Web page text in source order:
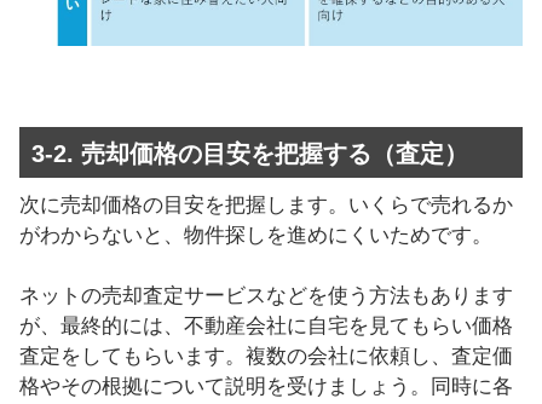
3-2. 売却価格の目安を把握する（査定）
次に売却価格の目安を把握します。いくらで売れるか
がわからないと、物件探しを進めにくいためです。
ネットの売却査定サービスなどを使う方法もあります
が、最終的には、不動産会社に自宅を見てもらい価格
査定をしてもらいます。複数の会社に依頼し、査定価
格やその根拠について説明を受けましょう。同時に各